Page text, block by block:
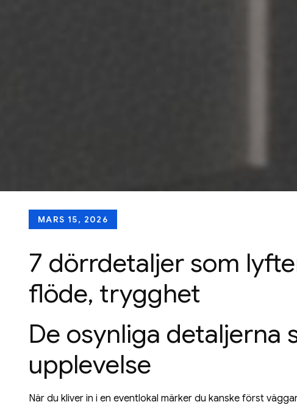
Posted
MARS 15, 2026
7 dörrdetaljer som
flöde, trygghet
De osynliga detaljerna
upplevelse
När du kliver in i en eventlokal märker du kanske först